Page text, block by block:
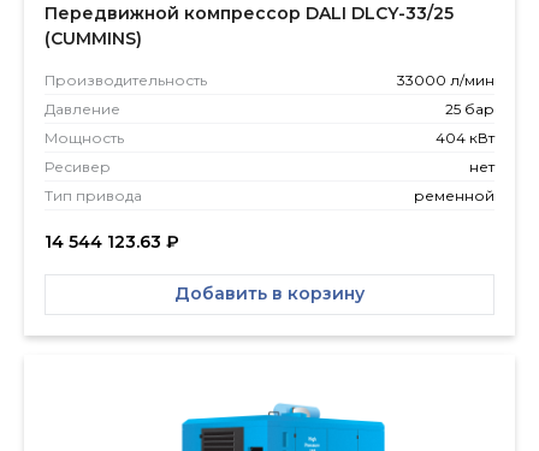
Передвижной компрессор DALI DLCY-33/25
(CUMMINS)
Производитель­ность
33000 л/мин
Давление
25 бар
Мощность
404 кВт
Ресивер
нет
Тип привода
ременной
14 544 123.63 ₽
Добавить в корзину